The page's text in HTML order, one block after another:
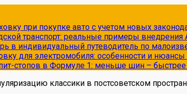
при покупке авто с учетом новых
транспорт: реальные примеры внедрения
в индивидуальный путеводитель по
для электромобиля: особенности и
стопов в Формуле 1: меньше шин – быстрее
классики в постсоветском